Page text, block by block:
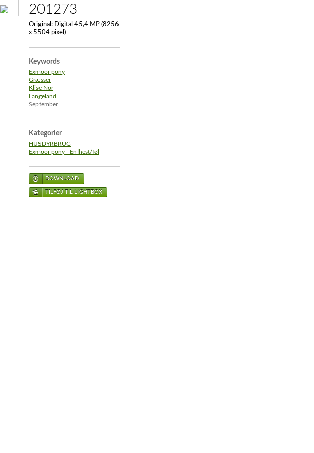
201273
Original: Digital 45,4 MP (8256
x 5504 pixel)
Keywords
Exmoor pony
Græsser
Klise Nor
Langeland
September
Kategorier
HUSDYRBRUG
Exmoor pony - En hest/føl
DOWNLOAD
TILFØJ TIL LIGHTBOX